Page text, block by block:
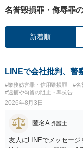
名誉毀損罪・侮辱罪
新着順
LINEで会社批判、警
#業務妨害罪・信用毀損罪 #名
#逮捕や勾留の阻止・準抗告
2026年8月3日
匿名A 弁護士
友人にLINEでメッセージ